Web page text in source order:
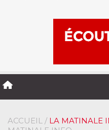
ACCUEIL / LA MATINALE